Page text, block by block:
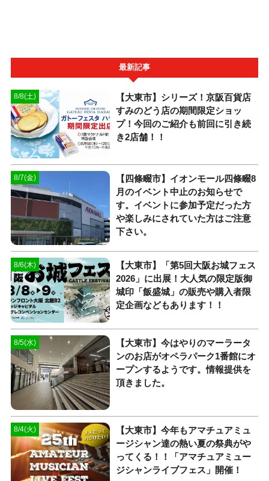
最新記事
8/8(土)
【大東市】シリーズ！京阪百貨店
すみのどう店の期間限定ショッ
プ！今回のご紹介も前回に引き続
き2店舗！！
8/7(金)
【四條畷市】イオンモール四條畷8
月のイベント中止のお知らせで
す。イベントに参加予定だった方
や楽しみにされていた方はご注意
下さい。
8/6(木)
【大東市】「第5回大阪お城フェス
2026」に出展！大人気の限定版御
城印「飯盛城」の販売や購入者限
定企画などもあります！！
8/5(水)
【大東市】今はやりのマーラータ
ンのお店がオペラパーク1番館にオ
ープンするようです。情報提供を
頂きました。
8/4(火)
【大東市】今年もアマチュアミュ
ージシャン達の熱い夏の祭典がや
ってくる！！「アマチュアミュー
ジシャンライブフェス」開催！